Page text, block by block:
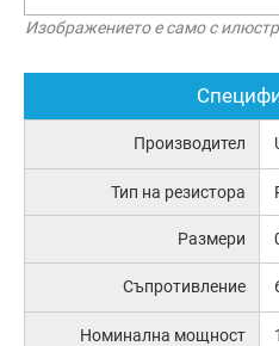
Изображението е само с
Производител
Тип на резистора
Размери
Съпротивление
Номинална мощност